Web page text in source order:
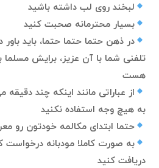
لبخند روی لب داشته باشید
بسیار محترمانه صحبت کنید
در ذهن حتما حتما حتما، باید
تلفنی شما با آن عزیز، برایش مسلما
هست
از عباراتی مانند اینکه چند
به هیچ وجه استفاده نکنید
حتما ابتدای مکالمه خودتون رو
به صورت کاملا مودبانه
دریافت کنید